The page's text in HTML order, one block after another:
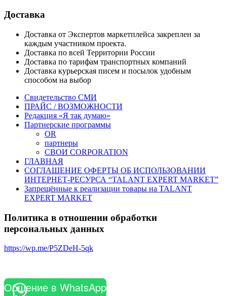
Доставка
Доставка от Экспертов маркетплейса закреплен за
каждым участником проекта.
Доставка по всей Территории России
Доставка по тарифам транспортных компаний
Доставка курьерская писем и посылок удобным
способом на выбор
Свидетельство СМИ
ПРАЙС / ВОЗМОЖНОСТИ
Редакция «Я так думаю»
Партнерские программы
OR
партнеры
СВОИ CORPORATION
ГЛАВНАЯ
СОГЛАШЕНИЕ ОФЕРТЫ ОБ ИСПОЛЬЗОВАНИИ
ИНТЕРНЕТ-РЕСУРСА “TALANT EXPERT MARKET”
Запрещённые к реализации товары на TALANT
EXPERT MARKET
Политика в отношении обработки
персональных данных
https://wp.me/P5ZDeH-5qk
Общение в WhatsApp